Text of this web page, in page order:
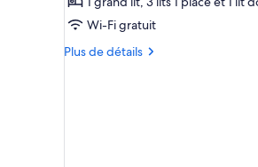
type
de
chambre :
Wi-Fi gratuit
Plus de détails
Plus